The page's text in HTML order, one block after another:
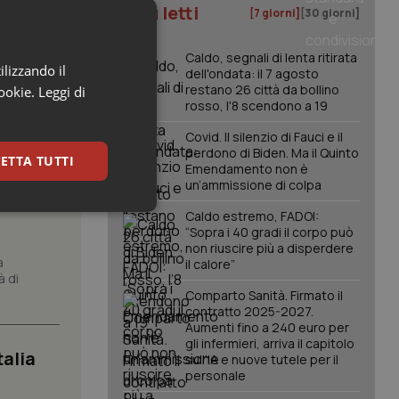
di
I più letti [7 giorni] [30 giorni]
Caldo, segnali di lenta ritirata
dell'ondata: il 7 agosto
restano 26 città da bollino
rosso, l'8 scendono a 19
Covid. Il silenzio di Fauci e il
perdono di Biden. Ma il Quinto
Emendamento non è
un’ammissione di colpa
Caldo estremo, FADOI:
“Sopra i 40 gradi il corpo può
non riuscire più a disperdere
il calore”
Comparto Sanità. Firmato il
contratto 2025-2027.
Aumenti fino a 240 euro per
gli infermieri, arriva il capitolo
sull'IA e nuove tutele per il
personale
il
Leggi di
TUTTI
sulle pagine